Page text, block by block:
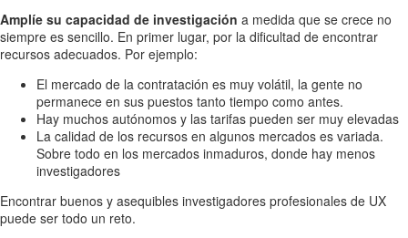
Amplíe su capacidad de investigación a medida que se crece no
siempre es sencillo. En primer lugar, por la dificultad de encontrar
recursos adecuados. Por ejemplo:
El mercado de la contratación es muy volátil, la gente no
permanece en sus puestos tanto tiempo como antes.
Hay muchos autónomos y las tarifas pueden ser muy elevadas
La calidad de los recursos en algunos mercados es variada.
Sobre todo en los mercados inmaduros, donde hay menos
investigadores
Encontrar buenos y asequibles investigadores profesionales de UX
puede ser todo un reto.